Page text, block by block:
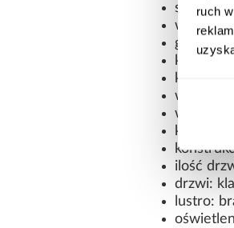
ruch
kolor
kolor
ilość
drzwi:
lustro: